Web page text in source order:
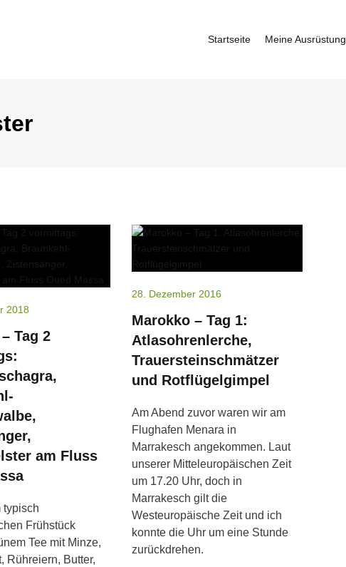
Startseite Meine Ausrüstung
2018
Tag 2
am Fluss
typisch
Frühstück
Tee mit Minze,
Rühreiern, Butter,
28. Dezember 2016
Marokko – Tag 1:
Atlasohrenlerche,
Trauersteinschmätzer
und Rotflügelgimpel
Am Abend zuvor waren wir am
Flughafen Menara in
Marrakesch angekommen. Laut
unserer Mitteleuropäischen Zeit
um 17.20 Uhr, doch in
Marrakesch gilt die
Westeuropäische Zeit und ich
konnte die Uhr um eine Stunde
zurückdrehen.